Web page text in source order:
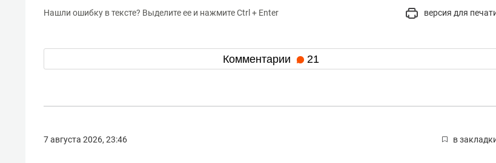
Нашли ошибку в тексте? Выделите ее и нажмите Ctrl + Enter версия для
Комментарии 21
7 августа 2026, 23:46 в